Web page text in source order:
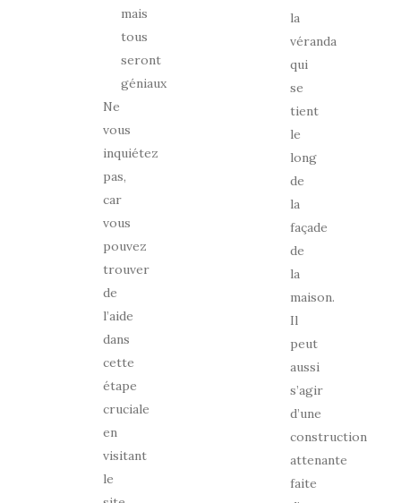
mais
tous
seront
géniaux
Ne
vous
inquiétez
pas,
car
vous
pouvez
trouver
de
l’aide
dans
cette
étape
cruciale
en
visitant
le
la
véranda
qui
se
tient
le
long
de
la
façade
de
la
maison.
Il
peut
aussi
s’agir
d’une
construction
attenante
faite